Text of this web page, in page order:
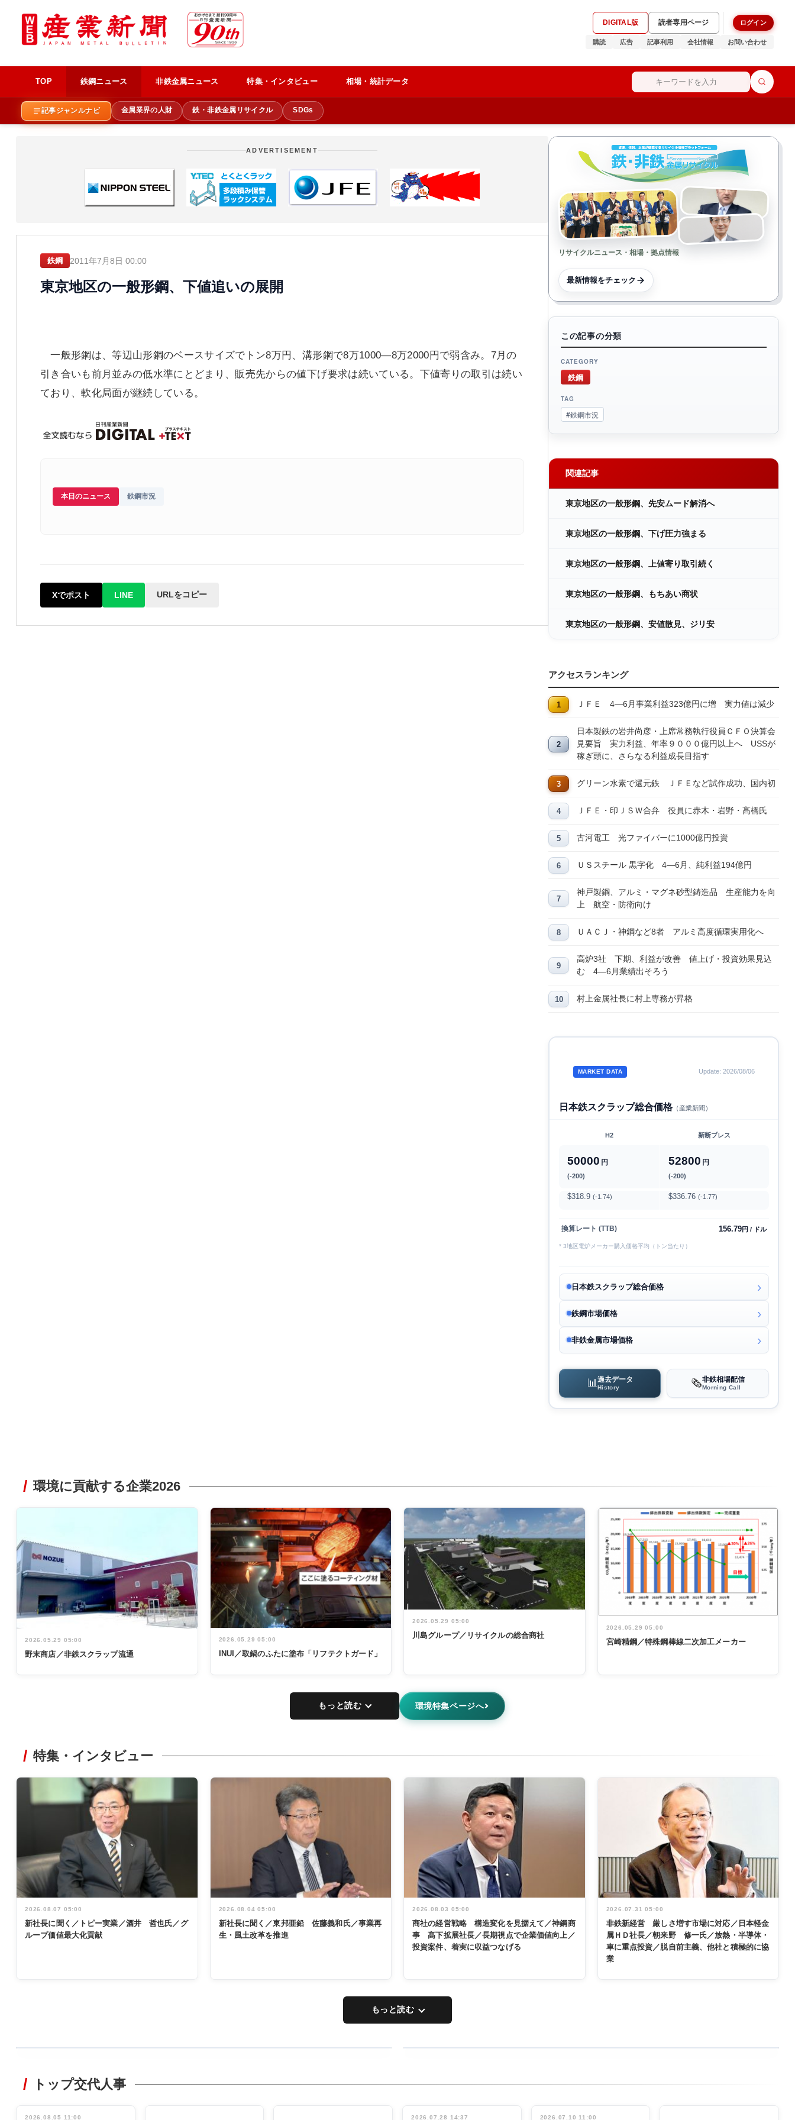
DIGITAL版 読者専用ページ ログイン
購読 広告 記事利用 会社情報 お問い合わせ
TOP 鉄鋼ニュース 非鉄金属ニュース 特集・インタビュー 相場・統計データ
記事ジャンルナビ 金属業界の人財 鉄・非鉄金属リサイクル SDGs
ADVERTISEMENT
鉄鋼 2011年7月8日 00:00
東京地区の一般形鋼、下値追いの展開
一般形鋼は、等辺山形鋼のベースサイズでトン8万円、溝形鋼で8万1000―8万2000円で弱含み。7月の
引き合いも前月並みの低水準にとどまり、販売先からの値下げ要求は続いている。下値寄りの取引は続い
ており、軟化局面が継続している。
本日のニュース 鉄鋼市況
Xでポスト LINE URLをコピー
リサイクルニュース・相場・拠点情報
最新情報をチェック
この記事の分類
CATEGORY
鉄鋼
TAG
#鉄鋼市況
関連記事
東京地区の一般形鋼、先安ムード解消へ
東京地区の一般形鋼、下げ圧力強まる
東京地区の一般形鋼、上値寄り取引続く
東京地区の一般形鋼、もちあい商状
東京地区の一般形鋼、安値散見、ジリ安
アクセスランキング
ＪＦＥ 4―6月事業利益323億円に増 実力値は減少
日本製鉄の岩井尚彦・上席常務執行役員ＣＦＯ決算会
見要旨 実力利益、年率９０００億円以上へ USSが
稼ぎ頭に、さらなる利益成長目指す
グリーン水素で還元鉄 ＪＦＥなど試作成功、国内初
ＪＦＥ・印ＪＳＷ合弁 役員に赤木・岩野・髙橋氏
古河電工 光ファイバーに1000億円投資
ＵＳスチール 黒字化 4―6月、純利益194億円
神戸製鋼、アルミ・マグネ砂型鋳造品 生産能力を向
上 航空・防衛向け
ＵＡＣＪ・神鋼など8者 アルミ高度循環実用化へ
高炉3社 下期、利益が改善 値上げ・投資効果見込
む 4―6月業績出そろう
村上金属社長に村上専務が昇格
MARKET DATA Update: 2026/08/06
日本鉄スクラップ総合価格（産業新聞）
H2 新断プレス
50000 円
(-200)
52800 円
(-200)
$318.9 (-1.74) $336.76 (-1.77)
換算レート (TTB) 156.79円 / ドル
* 3地区電炉メーカー購入価格平均（トン当たり）
日本鉄スクラップ総合価格
鉄鋼市場価格
非鉄金属市場価格
📊 過去データ
History 🗞️非鉄相場配信
Morning Call
環境に貢献する企業2026
2026.05.29 05:00
野末商店／非鉄スクラップ流通
2026.05.29 05:00
INUI／取鍋のふたに塗布「リフテクトガード」
2026.05.29 05:00
川島グループ／リサイクルの総合商社
2026.05.29 05:00
宮崎精鋼／特殊鋼棒線二次加工メーカー
もっと読む 環境特集ページへ
特集・インタビュー
2026.08.07 05:00
新社長に聞く／トピー実業／酒井 哲也氏／グ
ループ価値最大化貢献
2026.08.04 05:00
新社長に聞く／東邦亜鉛 佐藤義和氏／事業再
生・風土改革を推進
2026.08.03 05:00
商社の経営戦略 構造変化を見据えて／神鋼商
事 髙下拡展社長／長期視点で企業価値向上／
投資案件、着実に収益つなげる
2026.07.31 05:00
非鉄新経営 厳しさ増す市場に対応／日本軽金
属ＨＤ社長／朝来野 修一氏／放熱・半導体・
車に重点投資／脱自前主義、他社と積極的に協
業
もっと読む
非鉄業界で
管理職編
念祝う 業界
トップ交代人事
2026.08.05 11:00 2026.07.28 14:37 2026.07.10 11:00